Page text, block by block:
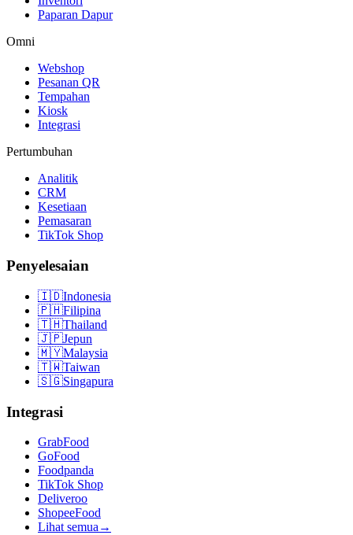
Paparan Dapur
Omni
Webshop
Pesanan QR
Tempahan
Kiosk
Integrasi
Pertumbuhan
Analitik
CRM
Kesetiaan
Pemasaran
TikTok Shop
Penyelesaian
🇮🇩Indonesia
🇵🇭Filipina
🇹🇭Thailand
🇯🇵Jepun
🇲🇾Malaysia
🇹🇼Taiwan
🇸🇬Singapura
Integrasi
GrabFood
GoFood
Foodpanda
TikTok Shop
Deliveroo
ShopeeFood
Lihat semua →